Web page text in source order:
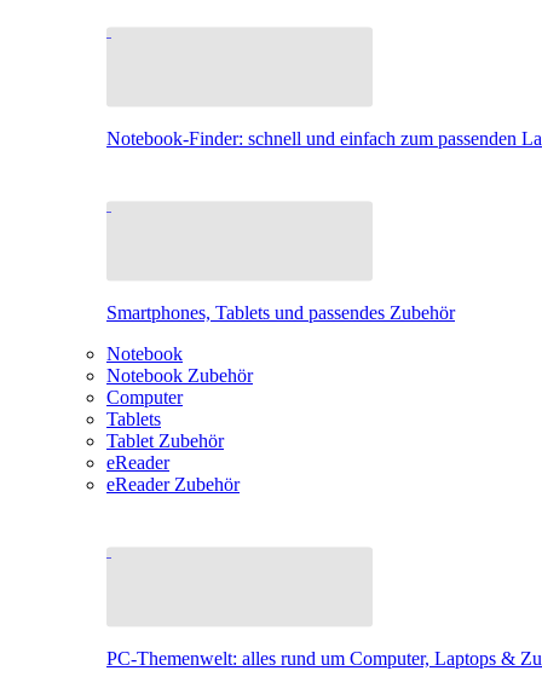
Notebook-Finder: schnell und einfach zum passenden
Smartphones, Tablets und passendes Zubehör
Notebook
Notebook Zubehör
Computer
Tablets
Tablet Zubehör
eReader
eReader Zubehör
PC-Themenwelt: alles rund um Computer, Laptops &